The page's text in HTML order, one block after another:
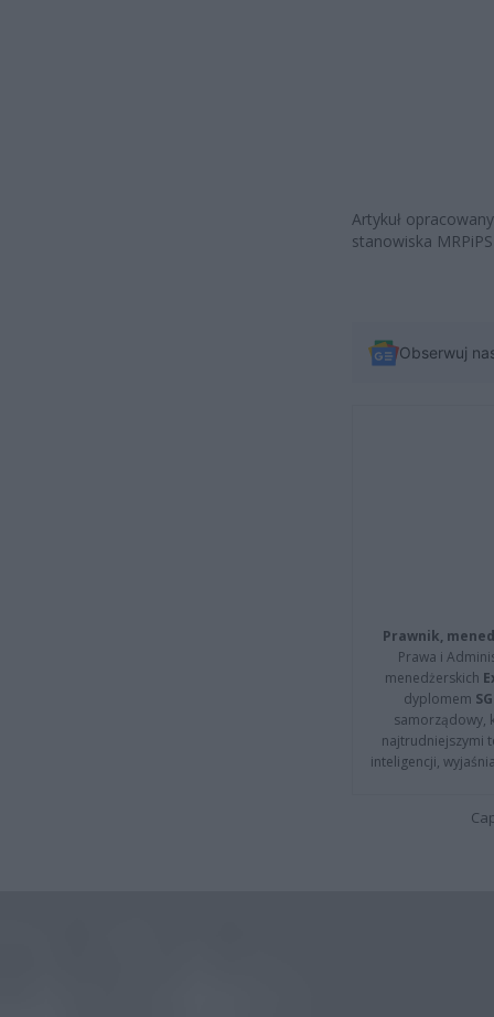
Artykuł
stanowiska
Obserwuj
Prawnik,
Prawa i
menedżerskich
dyplomem
samorządowy,
najtrudniejszymi
inteligencji,